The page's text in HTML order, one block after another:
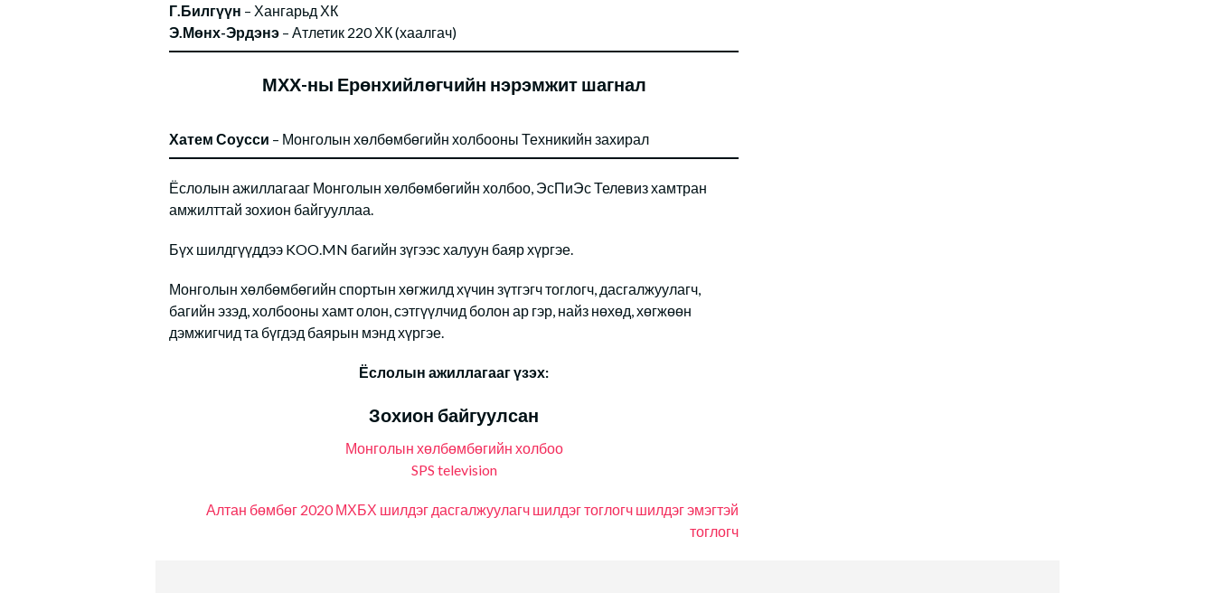
Г.Билгүүн – Хангарьд ХК
Э.Мөнх-Эрдэнэ – Атлетик 220 ХК (хаалгач)
МХХ-ны Ерөнхийлөгчийн нэрэмжит шагнал
Хатем Соусси – Монголын хөлбөмбөгийн холбооны Техникийн захирал
Ёслолын ажиллагааг Монголын хөлбөмбөгийн холбоо, ЭсПиЭс Телевиз хамтран
амжилттай зохион байгууллаа.
Бүх шилдгүүддээ KOO.MN багийн зүгээс халуун баяр хүргэе.
Монголын хөлбөмбөгийн спортын хөгжилд хүчин зүтгэгч тоглогч, дасгалжуулагч,
багийн эзэд, холбооны хамт олон, сэтгүүлчид болон ар гэр, найз нөхөд, хөгжөөн
дэмжигчид та бүгдэд баярын мэнд хүргэе.
Ёслолын ажиллагааг үзэх:
Зохион байгуулсан
Монголын хөлбөмбөгийн холбоо
SPS television
Алтан бөмбөг 2020 МХБХ шилдэг дасгалжуулагч шилдэг тоглогч шилдэг эмэгтэй
тоглогч